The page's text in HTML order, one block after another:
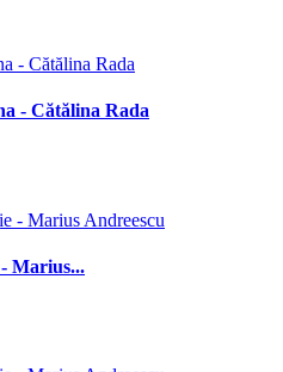
- Cătălina Rada
- Marius...